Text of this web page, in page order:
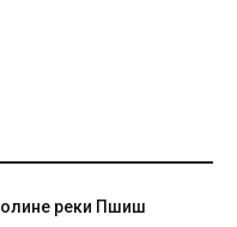
реки Пшиш